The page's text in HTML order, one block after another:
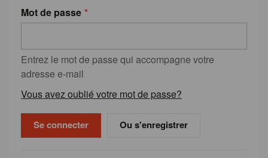
Mot de passe
Entrez le mot de passe qui accompagne votre
adresse e-mail
Vous avez oublié votre mot de passe?
Ou s'enregistrer